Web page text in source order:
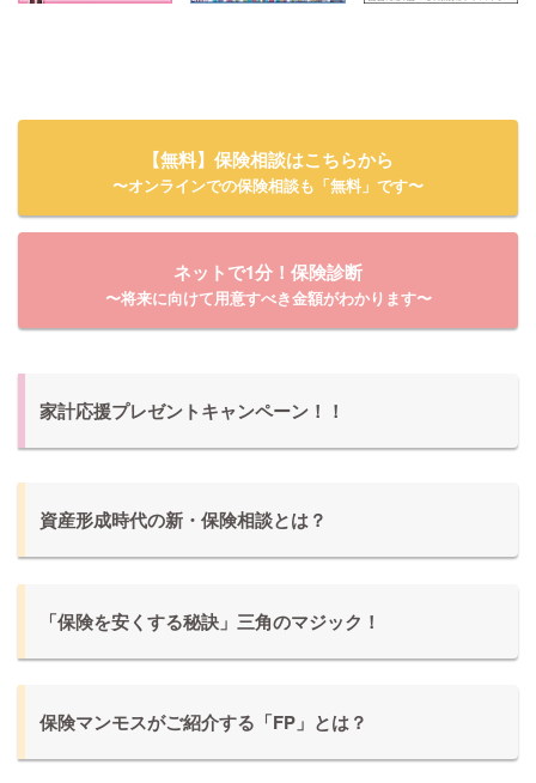
【無料】保険相談はこちらから
〜オンラインでの保険相談も「無料」です〜
ネットで1分！保険診断
〜将来に向けて用意すべき金額がわかります〜
家計応援プレゼントキャンペーン！！
資産形成時代の新・保険相談とは？
「保険を安くする秘訣」三角のマジック！
保険マンモスがご紹介する「FP」とは？